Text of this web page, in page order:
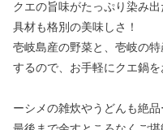
クエの旨味がたっぷり染み
具材も格別の美味しさ！
壱岐島産の野菜と、壱岐の
するので、お手軽にクエ鍋を
ーシメの雑炊やうどんも絶品